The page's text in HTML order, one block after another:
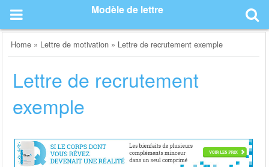
content
Modèle de lettre
Home » Lettre de motivation » Lettre de recrutement exemple
Lettre de recrutement
exemple